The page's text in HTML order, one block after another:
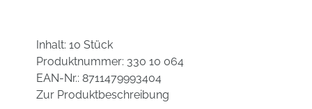
Inhalt: 10 Stück
Produktnummer: 330 10 064
EAN-Nr.: 8711479993404
Zur Produktbeschreibung